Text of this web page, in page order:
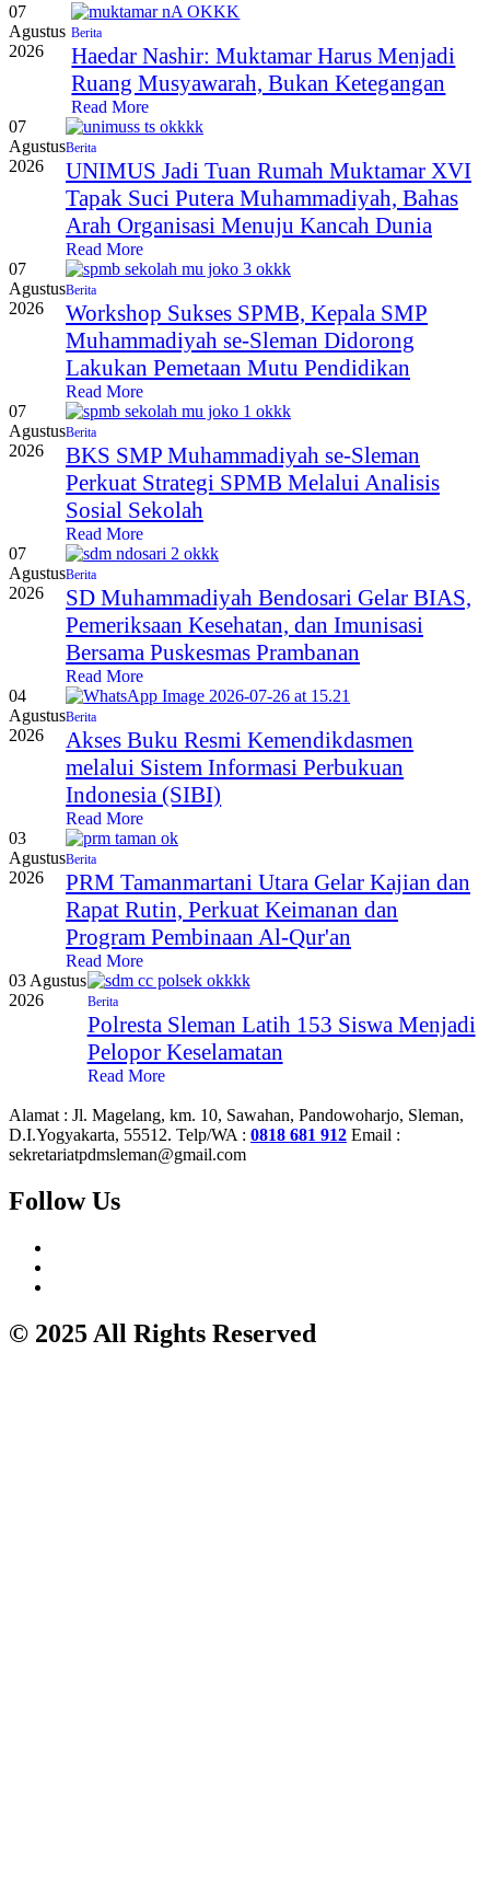
07
Agustus
2026
Berita
Haedar Nashir: Muktamar Harus Menjadi
Ruang Musyawarah, Bukan Ketegangan
Read More
07
Agustus
2026
Berita
UNIMUS Jadi Tuan Rumah Muktamar XVI
Tapak Suci Putera Muhammadiyah, Bahas
Arah Organisasi Menuju Kancah Dunia
Read More
07
Agustus
2026
Berita
Workshop Sukses SPMB, Kepala SMP
Muhammadiyah se-Sleman Didorong
Lakukan Pemetaan Mutu Pendidikan
Read More
07
Agustus
2026
Berita
BKS SMP Muhammadiyah se-Sleman
Perkuat Strategi SPMB Melalui Analisis
Sosial Sekolah
Read More
07
Agustus
2026
Berita
SD Muhammadiyah Bendosari Gelar BIAS,
Pemeriksaan Kesehatan, dan Imunisasi
Bersama Puskesmas Prambanan
Read More
04
Agustus
2026
Berita
Akses Buku Resmi Kemendikdasmen
melalui Sistem Informasi Perbukuan
Indonesia (SIBI)
Read More
03
Agustus
2026
Berita
PRM Tamanmartani Utara Gelar Kajian dan
Rapat Rutin, Perkuat Keimanan dan
Program Pembinaan Al-Qur'an
Read More
03 Agustus
2026
Berita
Polresta Sleman Latih 153 Siswa Menjadi
Pelopor Keselamatan
Read More
Alamat : Jl. Magelang, km. 10, Sawahan, Pandowoharjo, Sleman,
D.I.Yogyakarta, 55512. Telp/WA : 0818 681 912 Email :
sekretariatpdmsleman@gmail.com
Follow Us
© 2025 All Rights Reserved